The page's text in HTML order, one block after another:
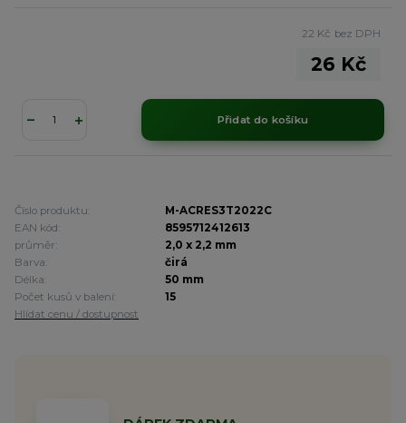
26 Kč
22 Kč bez DPH
Přidat do košíku
Číslo produktu:
M-ACRES3T2022C
EAN kód:
8595712412613
průměr:
2,0 x 2,2 mm
Barva:
čirá
Délka:
50 mm
Počet kusů v balení:
15
Hlídat cenu / dostupnost